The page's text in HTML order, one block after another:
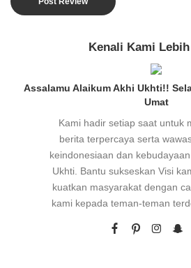
Kenali Kami
Assalamu Alaikum Akhi Ukhti!!
Umat
Kami hadir setiap saat untuk
berita terpercaya serta
keindonesiaan dan
Ukhti. Bantu sukseskan Visi
kuatkan masyarakat dengan
kami kepada teman-teman